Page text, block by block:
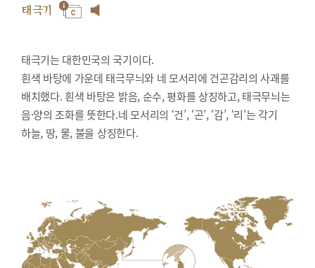
태극기
태극기는 대한민국의 국기이다.
흰색 바탕에 가운데 태극무늬와 네 모서리에 건곤감리의 사괘를
배치했다. 흰색 바탕은 밝음, 순수, 평화를 상징하고, 태극무늬는
음·양의 조화를 뜻한다.네 모서리의 ‘건’, ‘곤’, ‘감’, ‘리’는 각기
하늘, 땅, 물, 불을 상징한다.